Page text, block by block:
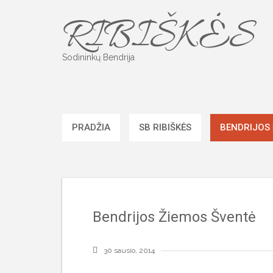
RIBIŠKĖS
Sodininkų Bendrija
PRADŽIA SB RIBIŠKĖS
Bendrijos Žiemos Šventė
30 sausio, 2014